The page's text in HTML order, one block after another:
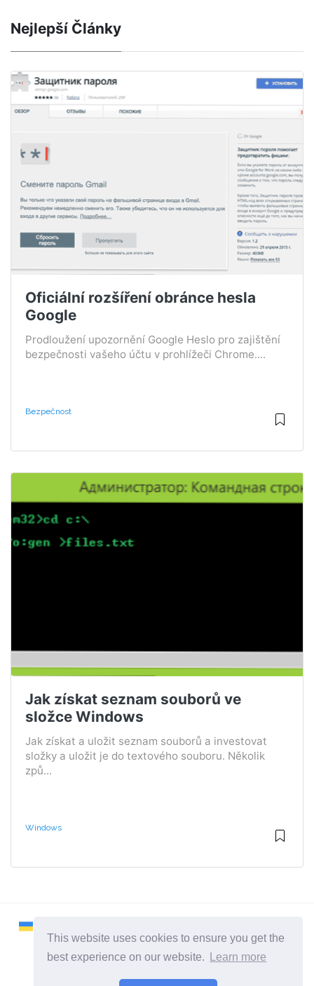
This website uses cookies to ensure you get the
best experience on our website.
Learn more
Nejlepší Články
Oficiální rozšíření obránce hesla
Google
Prodloužení upozornění Google Heslo pro zajištění
bezpečnosti vašeho účtu v prohlížeči Chrome....
Bezpečnost
Jak získat seznam souborů ve
složce Windows
Jak získat a uložit seznam souborů a investovat
složky a uložit je do textového souboru. Několik
způ...
Windows
2026 ©Remontcompa